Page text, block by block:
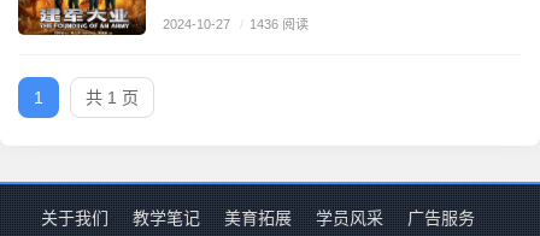
2024-10-27 / 1436 阅读
1 共 1 页
关于我们 教学笔记 美育拓展 学员风采
广告服务